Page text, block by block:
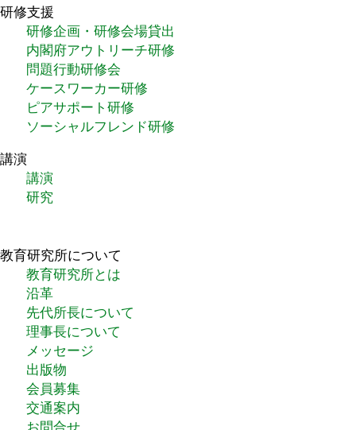
研修支援
研修企画・研修会場貸出
内閣府アウトリーチ研修
問題行動研修会
ケースワーカー研修
ピアサポート研修
ソーシャルフレンド研修
講演
講演
研究
教育研究所について
教育研究所とは
沿革
先代所長について
理事長について
メッセージ
出版物
会員募集
交通案内
お問合せ